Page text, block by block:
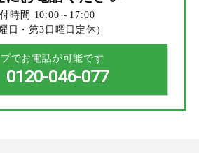
時間 10:00～17:00
日・第3日曜日定休)
でお電話が可能です
0120-046-077